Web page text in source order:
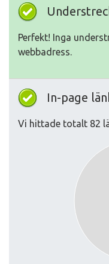
Perfekt! Inga
webbadress.
In-page
Vi hittade totalt 82